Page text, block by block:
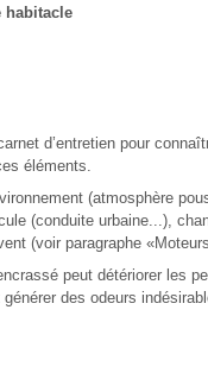
habitacle
d’entretien pour
éléments.
(atmosphère
(conduite urbaine...),
(voir paragraphe
peut détériorer les
générer des odeurs